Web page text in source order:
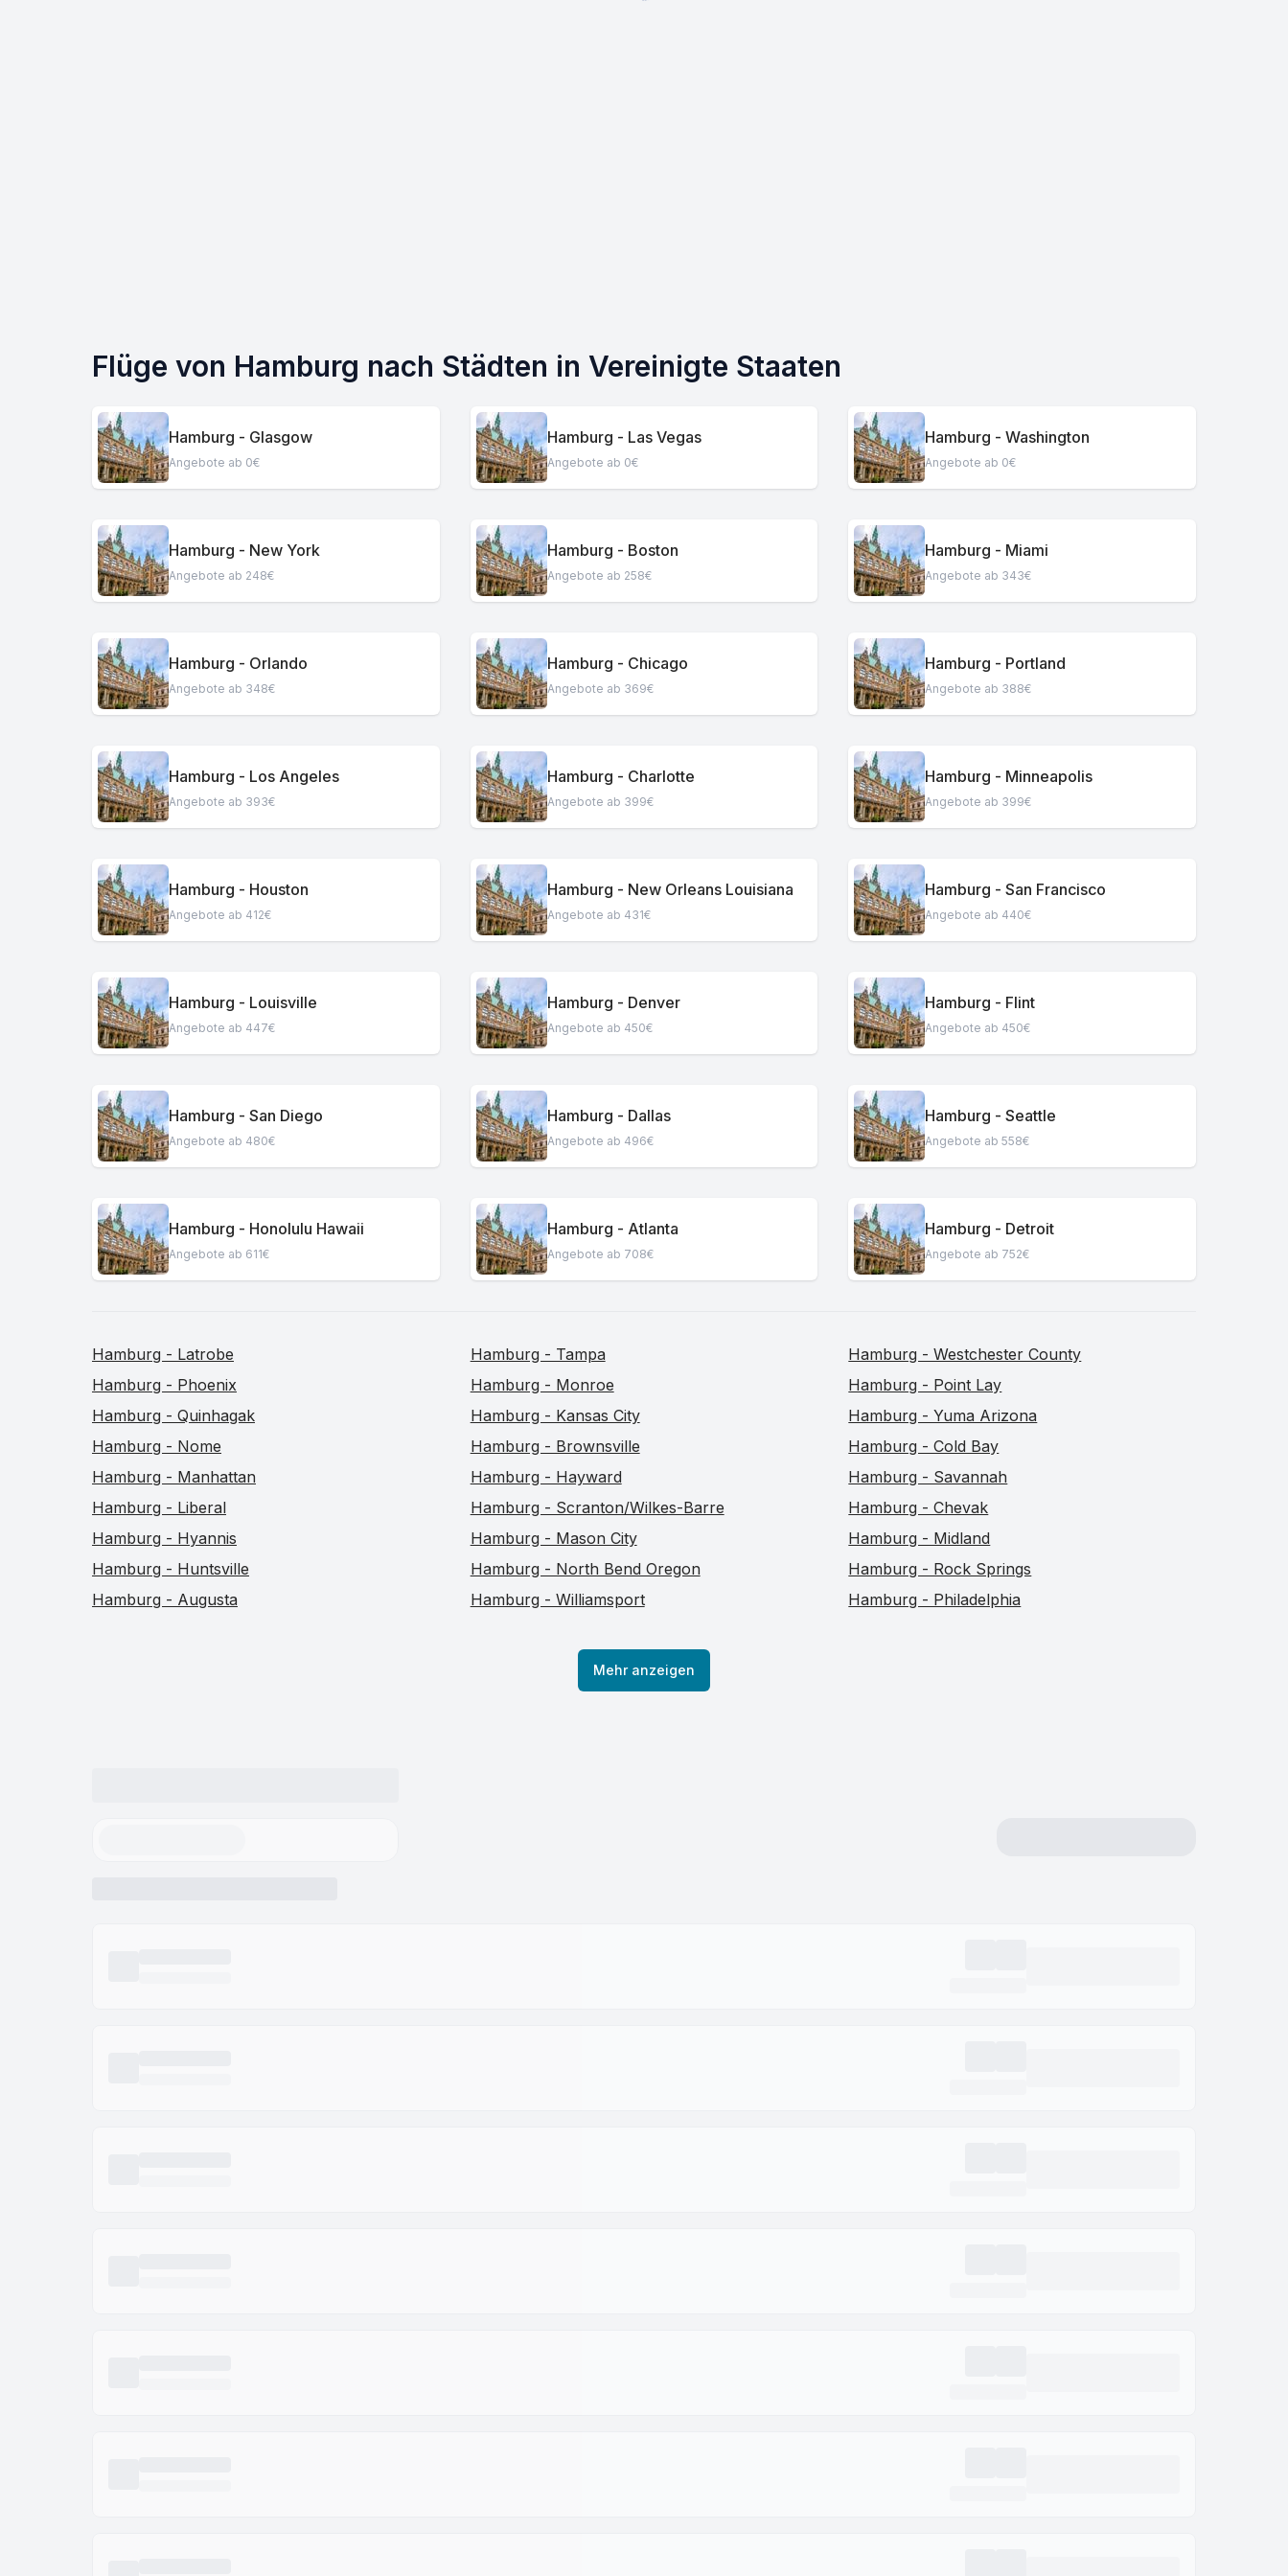
Flüge von Hamburg nach Städten in Vereinigte Staaten
Hamburg - Glasgow
Angebote ab 0€
Hamburg - Las Vegas
Angebote ab 0€
Hamburg - Washington
Angebote ab 0€
Hamburg - New York
Angebote ab 248€
Hamburg - Boston
Angebote ab 258€
Hamburg - Miami
Angebote ab 343€
Hamburg - Orlando
Angebote ab 348€
Hamburg - Chicago
Angebote ab 369€
Hamburg - Portland
Angebote ab 388€
Hamburg - Los Angeles
Angebote ab 393€
Hamburg - Charlotte
Angebote ab 399€
Hamburg - Minneapolis
Angebote ab 399€
Hamburg - Houston
Angebote ab 412€
Hamburg - New Orleans Louisiana
Angebote ab 431€
Hamburg - San Francisco
Angebote ab 440€
Hamburg - Louisville
Angebote ab 447€
Hamburg - Denver
Angebote ab 450€
Hamburg - Flint
Angebote ab 450€
Hamburg - San Diego
Angebote ab 480€
Hamburg - Dallas
Angebote ab 496€
Hamburg - Seattle
Angebote ab 558€
Hamburg - Honolulu Hawaii
Angebote ab 611€
Hamburg - Atlanta
Angebote ab 708€
Hamburg - Detroit
Angebote ab 752€
Hamburg - Latrobe Hamburg - Tampa
Hamburg - Westchester County
Hamburg - Phoenix
Hamburg - Monroe
Hamburg - Point Lay
Hamburg - Quinhagak
Hamburg - Kansas City
Hamburg - Yuma Arizona
Hamburg - Nome
Hamburg - Brownsville
Hamburg - Cold Bay
Hamburg - Manhattan
Hamburg - Hayward
Hamburg - Savannah
Hamburg - Liberal
Hamburg - Scranton/Wilkes-Barre
Hamburg - Chevak
Hamburg - Hyannis
Hamburg - Mason City
Hamburg - Midland
Hamburg - Huntsville
Hamburg - North Bend Oregon
Hamburg - Rock Springs
Hamburg - Augusta
Hamburg - Williamsport Hamburg - Philadelphia
Mehr anzeigen